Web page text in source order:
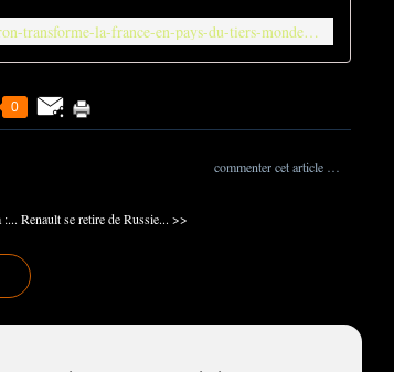
https://ripostelaique.com/trump-le-dingue-macron-transforme-la-france-en-pays-du-tiers-monde.html
0
commenter cet article
:... Renault se retire de Russie... >>